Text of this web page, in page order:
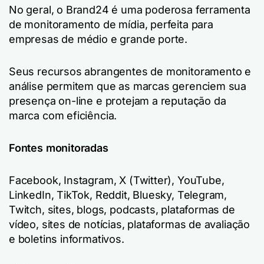
No geral, o Brand24 é uma poderosa ferramenta
de monitoramento de mídia, perfeita para
empresas de médio e grande porte.
Seus recursos abrangentes de monitoramento e
análise permitem que as marcas gerenciem sua
presença on-line e protejam a reputação da
marca com eficiência.
Fontes monitoradas
Facebook, Instagram, X (Twitter), YouTube,
LinkedIn, TikTok, Reddit, Bluesky, Telegram,
Twitch, sites, blogs, podcasts, plataformas de
vídeo, sites de notícias, plataformas de avaliação
e boletins informativos.